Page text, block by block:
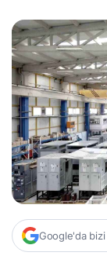
Google'da